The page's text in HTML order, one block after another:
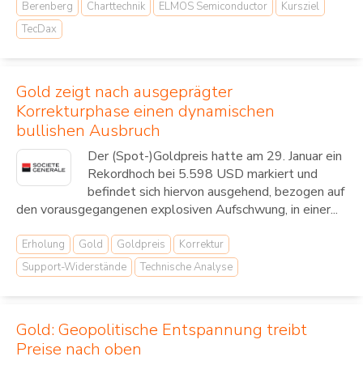
Berenberg Charttechnik ELMOS Semiconductor
Kursziel
TecDax
Gold zeigt nach ausgeprägter
Korrekturphase einen dynamischen
bullishen Ausbruch
Der (Spot-)Goldpreis hatte am 29. Januar ein
Rekordhoch bei 5.598 USD markiert und
befindet sich hiervon ausgehend, bezogen auf
den vorausgegangenen explosiven Aufschwung, in einer...
Erholung Gold Goldpreis
Korrektur
Support-Widerstände
Technische Analyse
Gold: Geopolitische Entspannung treibt
Preise nach oben